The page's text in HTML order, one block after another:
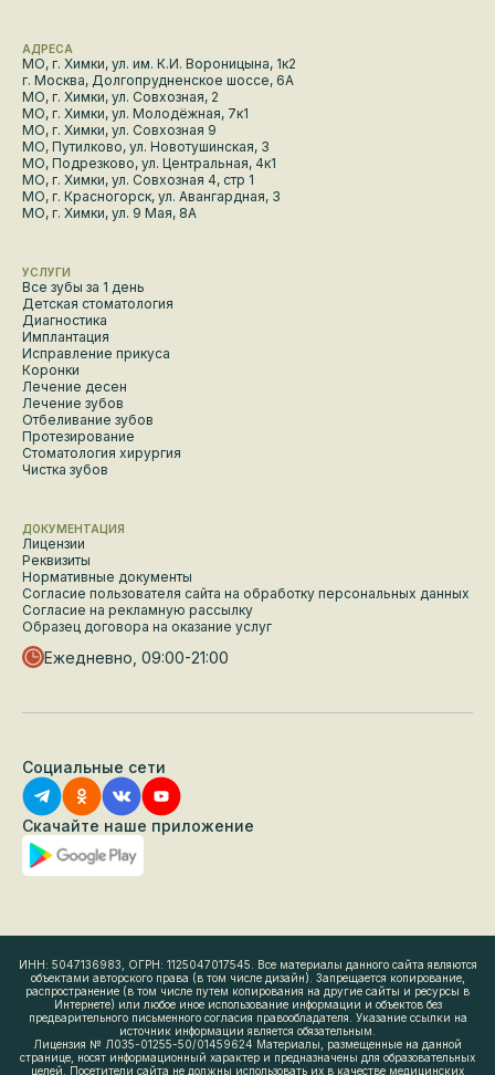
АДРЕСА
МО, г. Химки, ул. им. К.И. Вороницына, 1к2
г. Москва, Долгопрудненское шоссе, 6А
МО, г. Химки, ул. Совхозная, 2
МО, г. Химки, ул. Молодёжная, 7к1
МО, г. Химки, ул. Совхозная 9
МО, Путилково, ул. Новотушинская, 3
МО, Подрезково, ул. Центральная, 4к1
МО, г. Химки, ул. Совхозная 4, стр 1
МО, г. Красногорск, ул. Авангардная, 3
МО, г. Химки, ул. 9 Мая, 8А
УСЛУГИ
Все зубы за 1 день
Детская стоматология
Диагностика
Имплантация
Исправление прикуса
Коронки
Лечение десен
Лечение зубов
Отбеливание зубов
Протезирование
Стоматология хирургия
Чистка зубов
ДОКУМЕНТАЦИЯ
Лицензии
Реквизиты
Нормативные документы
Согласие пользователя сайта на обработку персональных данных
Согласие на рекламную рассылку
Образец договора на оказание услуг
Ежедневно, 09:00-21:00
Социальные сети
Скачайте наше приложение
ИНН: 5047136983, ОГРН: 1125047017545. Все материалы данного сайта являются
объектами авторского права (в том числе дизайн). Запрещается копирование,
распространение (в том числе путем копирования на другие сайты и ресурсы в
Интернете) или любое иное использование информации и объектов без
предварительного письменного согласия правообладателя. Указание ссылки на
источник информации является обязательным.
Лицензия № Л035-01255-50/01459624 Материалы, размещенные на данной
странице, носят информационный характер и предназначены для образовательных
целей. Посетители сайта не должны использовать их в качестве медицинских